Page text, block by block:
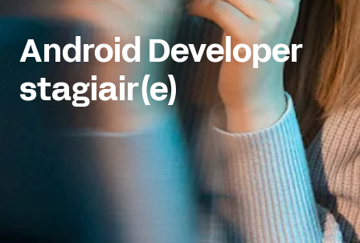
Android Developer
stagiair(e)